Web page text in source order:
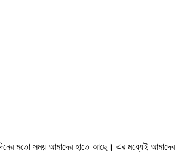
মতো সময় আমাদের হাতে আছে। এর মধ্যেই আমাদের